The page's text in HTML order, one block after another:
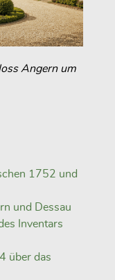
Angern um
1752 und
und Dessau
Inventars
über das